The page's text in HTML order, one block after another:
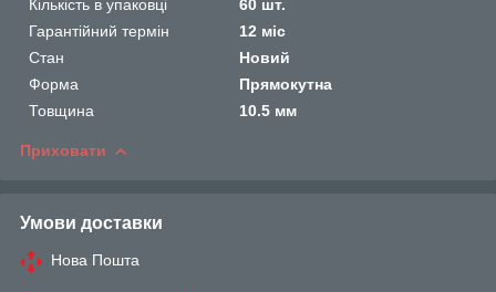
Кількість в упаковці
60 шт.
Гарантійний термін
12 міс
Стан
Новий
Форма
Прямокутна
Товщина
10.5 мм
Приховати
Умови доставки
Нова Пошта